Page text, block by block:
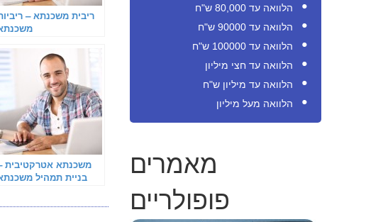
הלוואה עד 80,000 ש"ח
הלוואה עד 90000 ש"ח
הלוואה עד 100000 ש"ח
הלוואה עד חצי מיליון
הלוואה עד מיליון ש"ח
הלוואה מעל מיליון
מאמרים
פופולריים
ריבית משכנתא –
משכנתא אטרקטיבית
בניית תמהיל